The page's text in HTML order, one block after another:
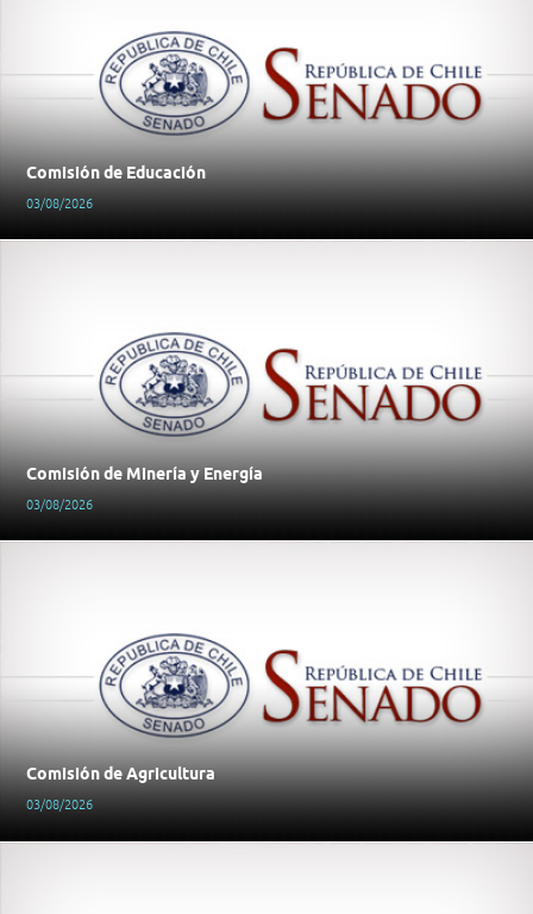
Comisión de Educación
03/08/2026
Comisión de Minería y Energía
03/08/2026
Comisión de Agricultura
03/08/2026